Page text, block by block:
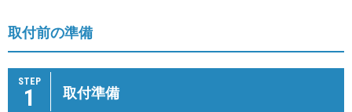
取付前の準備
STEP
1 取付準備